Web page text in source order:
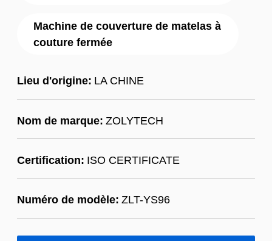
Machine de couverture de matelas à
couture fermée
Lieu d'origine: LA CHINE
Nom de marque: ZOLYTECH
Certification: ISO CERTIFICATE
Numéro de modèle: ZLT-YS96